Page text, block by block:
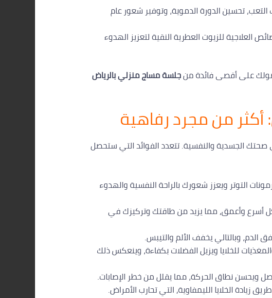
تحسين الدورة الدموية، وتوفير شعور عام
العلاجية للزيوت العطرية النقية لتعزيز الهدوء
على أقصى فائدة منجلسة مساج منزلي بالرياض
أكثر من مجرد رفاهية
الجسدية والنفسية. تتعدد الفوائد التي ستحصل
التوتر ويعزز شعورك بالراحة النفسية والهدوء
أسرع وأعمق، مما يزيد من طاقتك وتركيزك في
وبالتالي يخفف الألم والتيبس.
للخلايا ويزيل الفضلات بكفاءة، وينعكس ذلك
ويحسن نطاق الحركة، مما يقلل من خطر الإصابات.
الخلايا الليمفاوية، التي تحارب الأمراض.